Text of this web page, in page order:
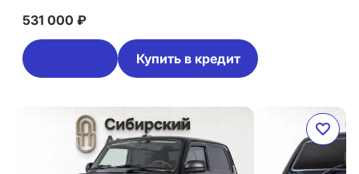
531 000 ₽
Купить в кредит